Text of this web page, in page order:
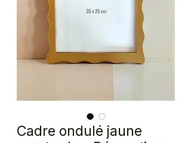
Cadre ondulé jaune